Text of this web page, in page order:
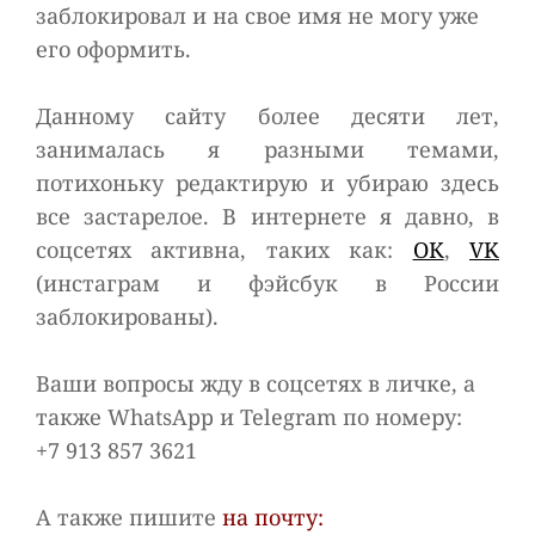
заблокировал и на свое имя не могу уже
его оформить.
Данному сайту более десяти лет,
занималась я разными темами,
потихоньку редактирую и убираю здесь
все застарелое. В интернете я давно, в
соцсетях активна, таких как: ОК,VK
(инстаграм и фэйсбук в России
заблокированы).
Ваши вопросы жду в соцсетях в личке, а
также WhatsApp и Telegram по номеру:
+7 913 857 3621
А также пишите на почту: